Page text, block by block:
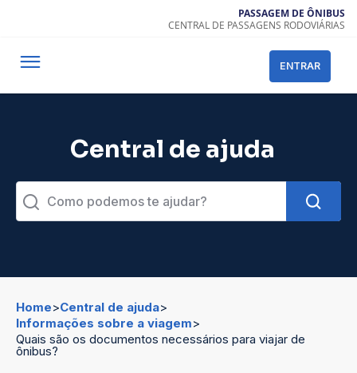
PASSAGEM DE ÔNIBUS
CENTRAL DE PASSAGENS RODOVIÁRIAS
ENTRAR
Central de ajuda
Como podemos te ajudar?
Home>Central de ajuda>
Informações sobre a viagem>
Quais são os documentos necessários para viajar de
ônibus?